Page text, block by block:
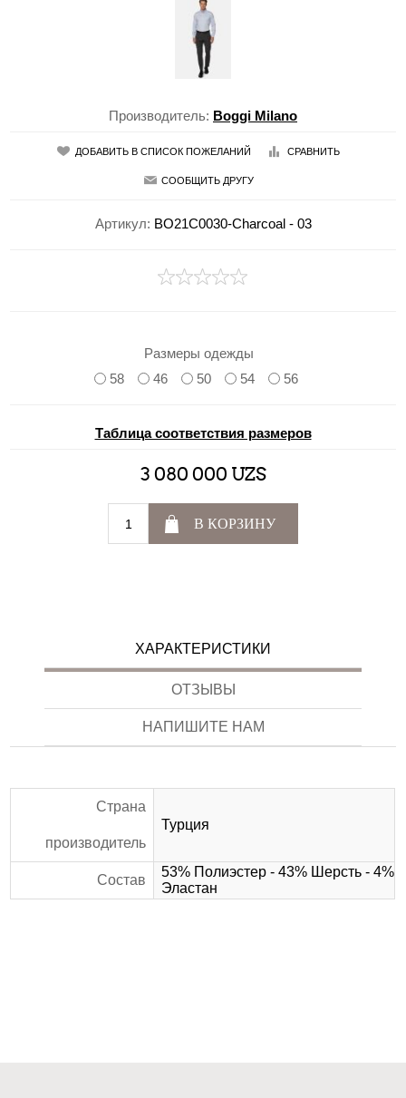
Производитель: Boggi Milano
ДОБАВИТЬ В СПИСОК ПОЖЕЛАНИЙ СРАВНИТЬ
СООБЩИТЬ ДРУГУ
Артикул: BO21C0030-Charcoal - 03
Размеры одежды
58
46 50 54 56
Таблица соответствия размеров
3 080 000 UZS
В КОРЗИНУ
ХАРАКТЕРИСТИКИ
ОТЗЫВЫ
НАПИШИТЕ НАМ
Страна
производитель
Турция
Состав
53% Полиэстер - 43% Шерсть - 4%
Эластан